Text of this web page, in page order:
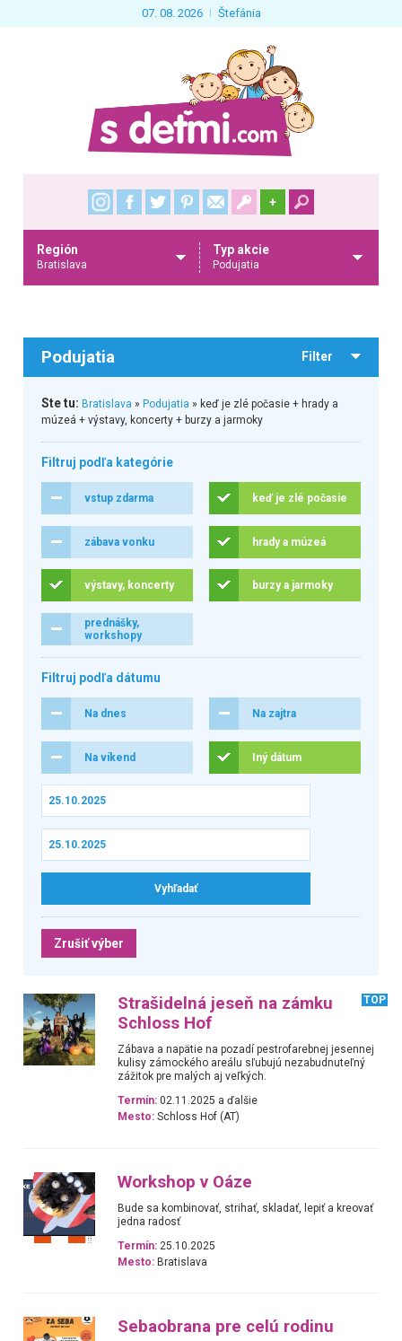
07. 08. 2026 Štefánia
+
Región
Bratislava
Typ akcie
Podujatia
Podujatia Filter
Ste tu: Bratislava » Podujatia » keď je zlé počasie + hrady a
múzeá + výstavy, koncerty + burzy a jarmoky
Filtruj podľa kategórie
vstup zdarma keď je zlé počasie
zábava vonku hrady a múzeá
výstavy, koncerty burzy a jarmoky
prednášky,
workshopy
Filtruj podľa dátumu
Na dnes Na zajtra
Na víkend Iný dátum
Zrušiť výber
Strašidelná jeseň na zámku
Schloss Hof
TOP
Zábava a napätie na pozadí pestrofarebnej jesennej
kulisy zámockého areálu sľubujú nezabudnuteľný
zážitok pre malých aj veľkých.
Termín: 02.11.2025 a ďalšie
Mesto: Schloss Hof (AT)
Workshop v Oáze
Bude sa kombinovať, strihať, skladať, lepiť a kreovať
jedna radosť
Termín: 25.10.2025
Mesto: Bratislava
Sebaobrana pre celú rodinu